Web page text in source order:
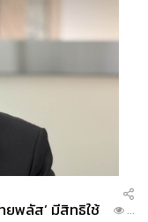
ทยพลัส’ มีสิทธิใช้
...